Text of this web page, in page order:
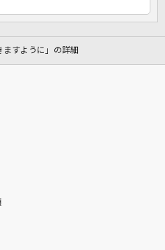
ますように」の詳細